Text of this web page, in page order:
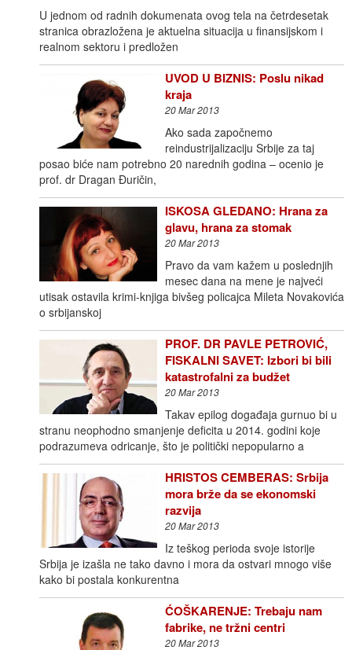
U jednom od radnih dokumenata ovog tela na četrdesetak
stranica obrazložena je aktuelna situacija u finansijskom i
realnom sektoru i predložen
UVOD U BIZNIS: Poslu nikad
kraja
20 Mar 2013
Ako sada započnemo
reindustrijalizaciju Srbije za taj
posao biće nam potrebno 20 narednih godina – ocenio je
prof. dr Dragan Đuričin,
ISKOSA GLEDANO: Hrana za
glavu, hrana za stomak
20 Mar 2013
Pravo da vam kažem u poslednjih
mesec dana na mene je najveći
utisak ostavila krimi-knjiga bivšeg policajca Mileta Novakovića
o srbijanskoj
PROF. DR PAVLE PETROVIĆ,
FISKALNI SAVET: Izbori bi bili
katastrofalni za budžet
20 Mar 2013
Takav epilog događaja gurnuo bi u
stranu neophodno smanjenje deficita u 2014. godini koje
podrazumeva odricanje, što je politički nepopularno a
HRISTOS CEMBERAS: Srbija
mora brže da se ekonomski
razvija
20 Mar 2013
Iz teškog perioda svoje istorije
Srbija je izašla ne tako davno i mora da ostvari mnogo više
kako bi postala konkurentna
ĆOŠKARENJE: Trebaju nam
fabrike, ne tržni centri
20 Mar 2013